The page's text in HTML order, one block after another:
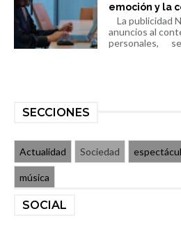
emoción y la
La publicidad
anuncios al
personales,
SECCIONES
Actualidad Sociedad
música
SOCIAL